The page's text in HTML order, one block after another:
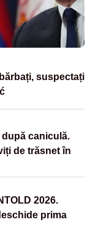
suspectați
după caniculă.
de trăsnet în
2026.
prima